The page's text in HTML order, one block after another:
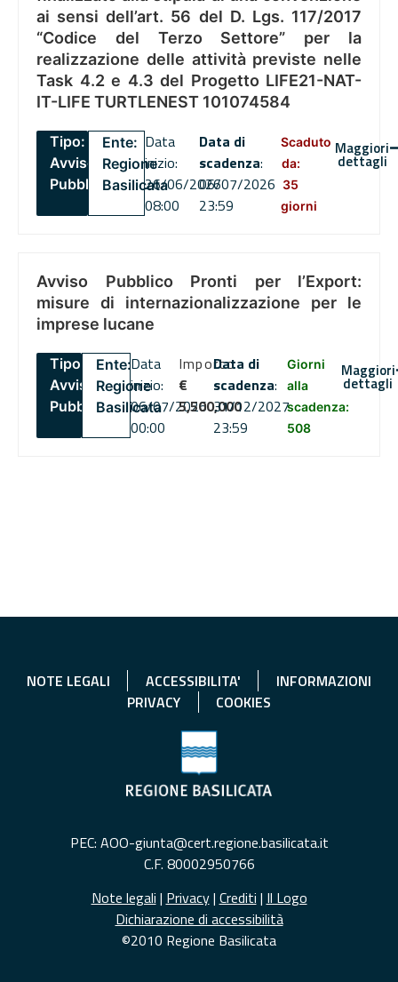
ai sensi dell’art. 56 del D. Lgs. 117/2017
“Codice del Terzo Settore” per la
realizzazione delle attività previste nelle
Task 4.2 e 4.3 del Progetto LIFE21-NAT-
IT-LIFE TURTLENEST 101074584
Tipo:
Avviso
Pubblico
Ente:
Regione
Basilicata
Data
inizio:
26/06/2026
08:00
Data di
scadenza:
06/07/2026
23:59
Scaduto
da:
35
giorni
Maggiori
dettagli
Avviso Pubblico Pronti per l’Export:
misure di internazionalizzazione per le
imprese lucane
Tipo:
Avviso
Pubblico
Ente:
Regione
Basilicata
Data
inizio:
06/07/2026
00:00
Importo
€
5,500,000
Data di
scadenza:
31/12/2027
23:59
Giorni
alla
scadenza:
508
Maggiori
dettagli
NOTE LEGALI ACCESSIBILITA'
INFORMAZIONI
PRIVACY
COOKIES
PEC: AOO-giunta@cert.regione.basilicata.it
C.F. 80002950766
Note legali | Privacy| Crediti | Il Logo
Dichiarazione di accessibilità
©2010 Regione Basilicata